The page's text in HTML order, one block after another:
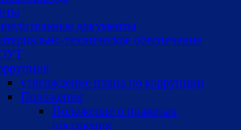
документы
техническое обеспечение
утверждение плана по коррупции
Положения
Положение о правилах
посещения